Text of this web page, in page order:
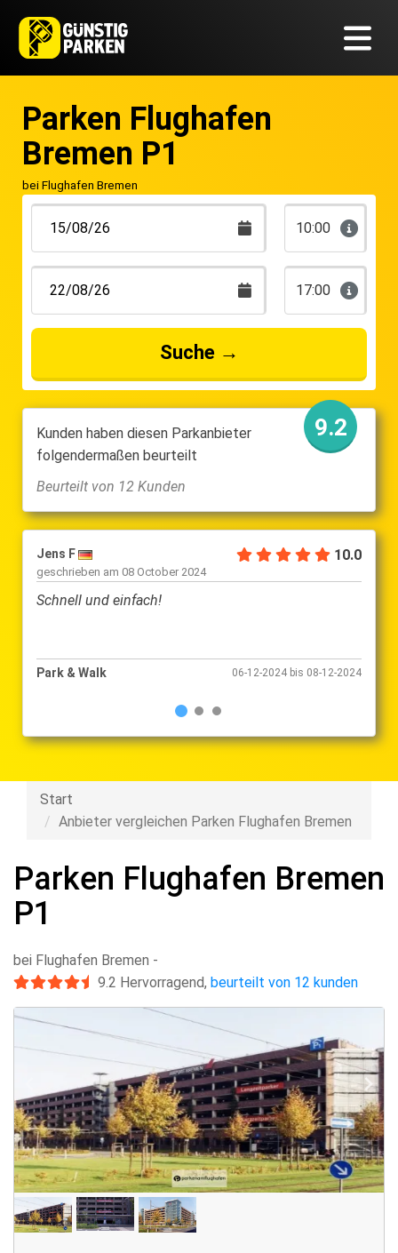
Parken Flughafen
Bremen P1
bei Flughafen Bremen
10:00
17:00
Suche→
Kunden haben diesen Parkanbieter
folgendermaßen beurteilt
9.2
Beurteilt von 12 Kunden
Jens F
geschrieben am 08 October 2024
10.0
Schnell und einfach!
Park & Walk 06-12-2024 bis 08-12-2024
Start
Anbieter vergleichen Parken Flughafen Bremen
Parken Flughafen Bremen
P1
bei Flughafen Bremen -
9.2 Hervorragend, beurteilt von 12 kunden